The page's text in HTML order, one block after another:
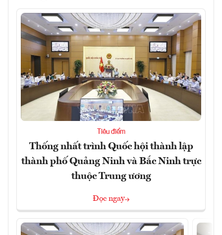
Tiêu điểm
Thống nhất trình Quốc hội thành lập
thành phố Quảng Ninh và Bắc Ninh trực
thuộc Trung ương
Đọc ngay